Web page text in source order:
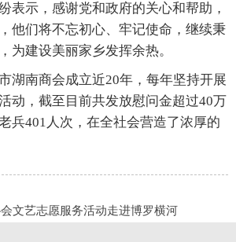
表示，感谢党和政府的关心和帮助，
他们将不忘初心、牢记使命，继续秉
为建设美丽家乡发挥余热。
南商会成立近20年，每年坚持开展
动，截至目前共发放慰问金超过40万
兵401人次，在全社会营造了浓厚的
文艺志愿服务活动走进博罗横河